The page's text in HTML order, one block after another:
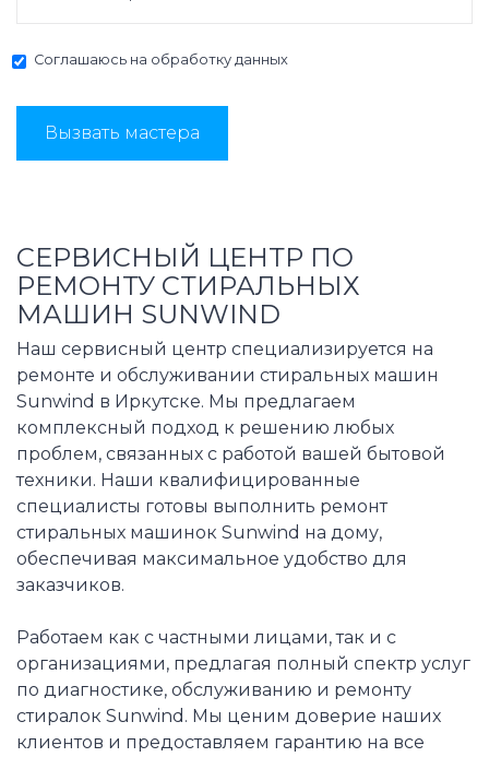
Соглашаюсь на обработку данных
Вызвать мастера
СЕРВИСНЫЙ ЦЕНТР ПО
РЕМОНТУ СТИРАЛЬНЫХ
МАШИН SUNWIND
Наш сервисный центр специализируется на
ремонте и обслуживании стиральных машин
Sunwind в Иркутске. Мы предлагаем
комплексный подход к решению любых
проблем, связанных с работой вашей бытовой
техники. Наши квалифицированные
специалисты готовы выполнить ремонт
стиральных машинок Sunwind на дому,
обеспечивая максимальное удобство для
заказчиков.
Работаем как с частными лицами, так и с
организациями, предлагая полный спектр услуг
по диагностике, обслуживанию и ремонту
стиралок Sunwind. Мы ценим доверие наших
клиентов и предоставляем гарантию на все